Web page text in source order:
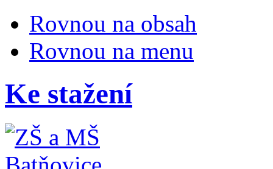
Rovnou na obsah
Rovnou na menu
Ke stažení